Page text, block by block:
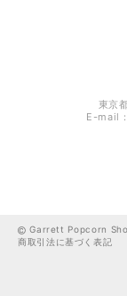
東京
E-mail：
Garrett Popcorn
商取引法に基づく表記